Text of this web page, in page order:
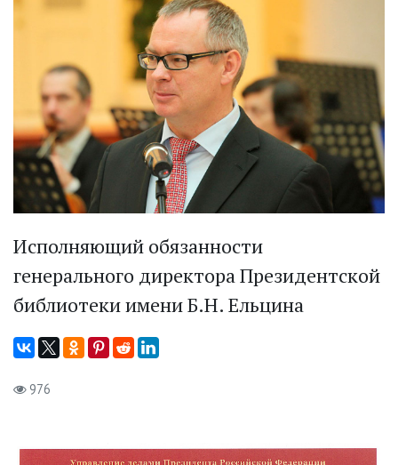
Исполняющий обязанности
генерального директора Президентской
библиотеки имени Б.Н. Ельцина
976